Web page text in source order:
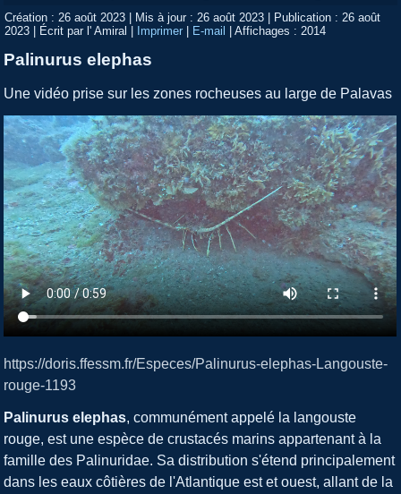
Création : 26 août 2023 | Mis à jour : 26 août 2023 | Publication : 26 août
2023 | Écrit par l' Amiral | Imprimer | E-mail |Affichages : 2014
Palinurus elephas
Une vidéo prise sur les zones rocheuses au large de Palavas
https://doris.ffessm.fr/Especes/Palinurus-elephas-Langouste-
rouge-1193
Palinurus elephas, communément appelé la langouste
rouge, est une espèce de crustacés marins appartenant à la
famille des Palinuridae. Sa distribution s'étend principalement
dans les eaux côtières de l'Atlantique est et ouest, allant de la